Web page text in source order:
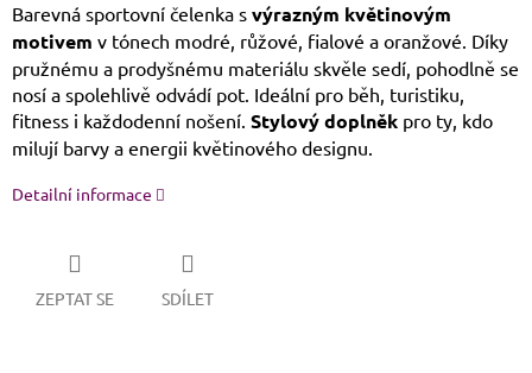
Barevná sportovní čelenka s výrazným květinovým
motivem v tónech modré, růžové, fialové a oranžové. Díky
pružnému a prodyšnému materiálu skvěle sedí, pohodlně se
nosí a spolehlivě odvádí pot. Ideální pro běh, turistiku,
fitness i každodenní nošení. Stylový doplněk pro ty, kdo
milují barvy a energii květinového designu.
Detailní informace
ZEPTAT SE SDÍLET